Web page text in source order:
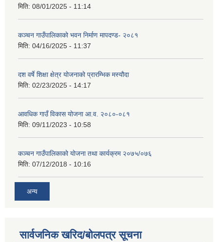
मिति: 08/01/2025 - 11:14
कञ्‍चन गाउँपालिकाको भवन निर्माण मापदण्ड- २०८१
मिति: 04/16/2025 - 11:37
दश वर्षे शिक्षा क्षेत्र योजनाको प्रारम्भिक मस्यौदा
मिति: 02/23/2025 - 14:17
आवधिक गाउँ विकास योजना आ.व. २०८०-०८१
मिति: 09/11/2023 - 10:58
कञ्चन गाउँपालिकाको योजना तथा कार्यक्रम २०७५/०७६
मिति: 07/12/2018 - 10:16
अन्य
सार्वजनिक खरिद/बोलपत्र सूचना